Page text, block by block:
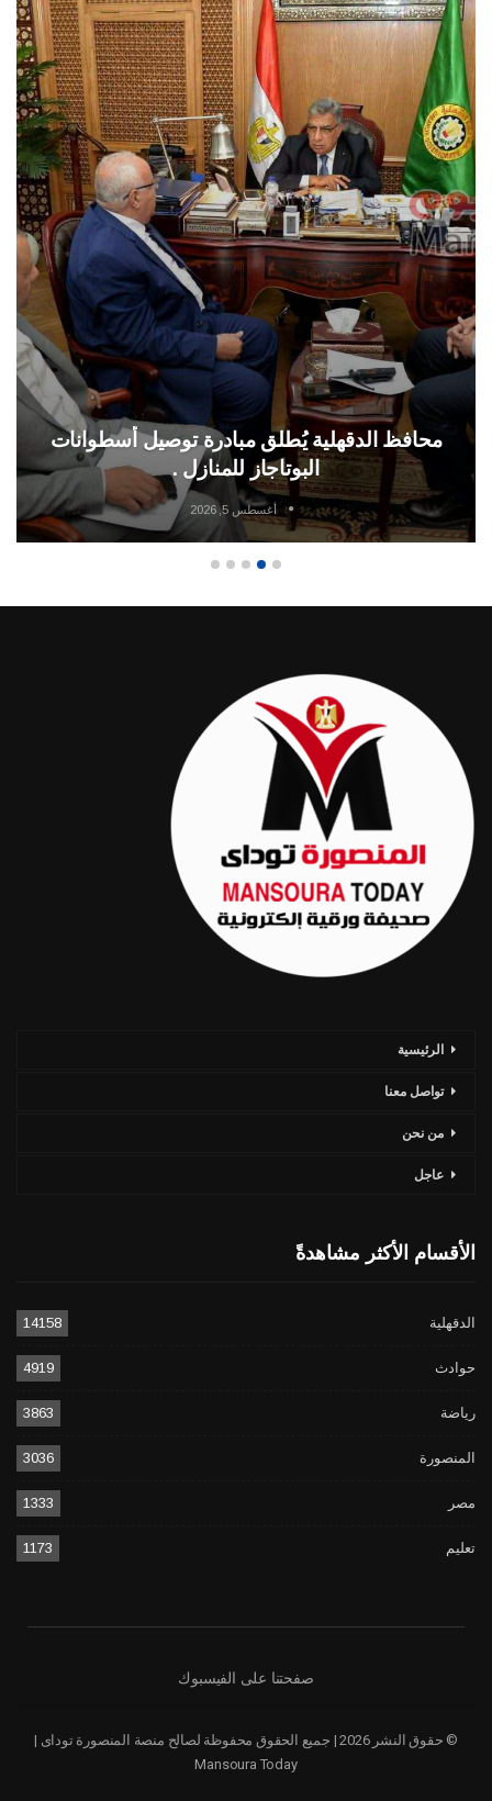
محافظ الدقهلية يُطلق مبادرة توصيل أسطوانات
البوتاجاز للمنازل .
أغسطس 5, 2026
الرئيسية
تواصل معنا
من نحن
عاجل
الأقسام الأكثر مشاهدةً
الدقهلية 14158
حوادث 4919
رياضة 3863
المنصورة 3036
مصر 1333
تعليم 1173
صفحتنا على الفيسبوك
© حقوق النشر 2026 | جميع الحقوق محفوظة لصالح منصة المنصورة توداى |
Mansoura Today